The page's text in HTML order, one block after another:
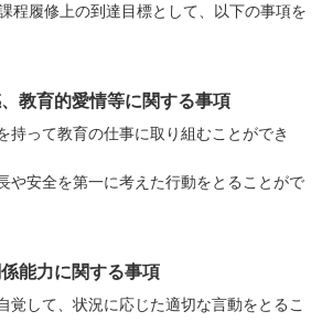
履修上の到達目標として、以下の事項を
教育的愛情等に関する事項
持って教育の仕事に取り組むことができ
や安全を第一に考えた行動をとることがで
能力に関する事項
覚して、状況に応じた適切な言動をとるこ